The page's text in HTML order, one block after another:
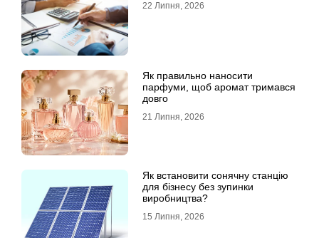
22 Липня, 2026
Як правильно наносити
парфуми, щоб аромат тримався
довго
21 Липня, 2026
Як встановити сонячну станцію
для бізнесу без зупинки
виробництва?
15 Липня, 2026